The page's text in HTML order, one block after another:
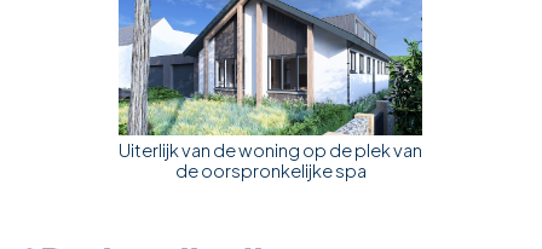
Uiterlijk van de woning op de plek van
de oorspronkelijke spa